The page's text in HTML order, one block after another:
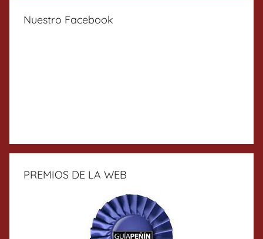
Nuestro Facebook
PREMIOS DE LA WEB